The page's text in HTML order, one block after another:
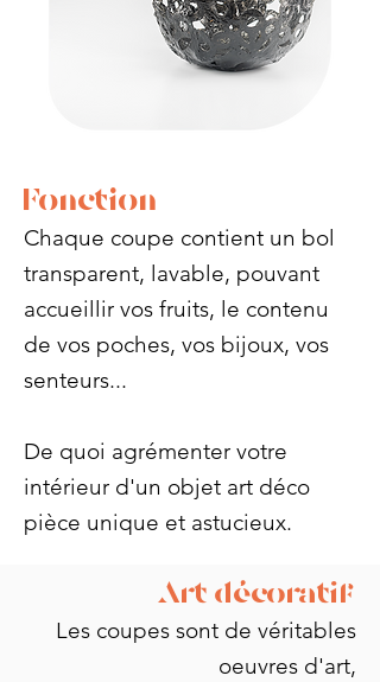
Fonction
Chaque coupe contient un bol
transparent, lavable, pouvant
accueillir vos fruits, le contenu
de vos poches, vos bijoux, vos
senteurs...
De quoi agrémenter votre
intérieur d'un objet art déco
pièce unique et astucieux.
Art décoratif
Les coupes sont de véritables
oeuvres d'art,